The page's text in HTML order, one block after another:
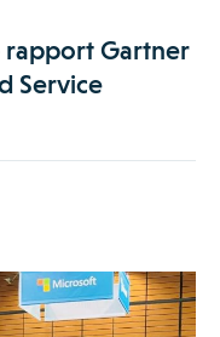
rapport Gartner
Service